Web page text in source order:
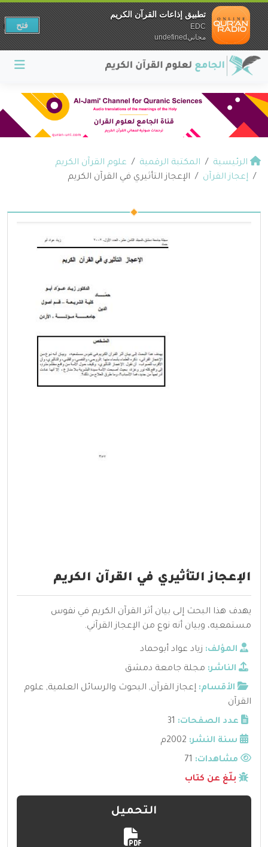
الرئيسية المكتبة الرقمية
علوم القرآن الكريم
إعجاز القرآن
الإعجاز التأثيري في القرآن الكريم
الإعجاز التأثيري في القرآن الكريم
يهدف هذا البحث إلى بيان أثر القرآن الكريم في نفوس
مستمعيه، وبيان أنه نوع من الإعجاز القرآني.
المؤلف: زياد عواد أبوحماد
الناشر: مجلة جامعة دمشق
الأقسام: إعجاز القرآن, البحوث والرسائل العلمية, علوم
القرآن
عدد الصفحات: 31
سنة النشر: 2002م
مشاهدات:
بلّغ عن كتاب
التحميل
تطبيق إذاعات القرآن الكريم
EDC
مجانيundefined
فتح